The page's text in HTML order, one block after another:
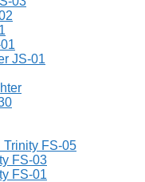
JS-01
Trinity FS-05
FS-03
FS-01